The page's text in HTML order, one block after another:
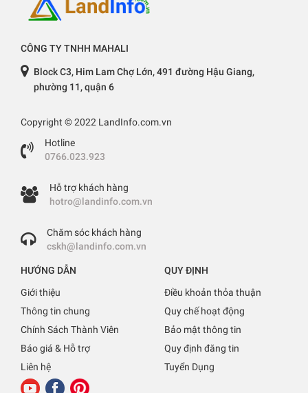
CÔNG TY TNHH MAHALI
Block C3, Him Lam Chợ Lớn, 491 đường Hậu Giang,
phường 11, quận 6
Copyright © 2022 LandInfo.com.vn
Hotline
0766.023.923
Hỗ trợ khách hàng
hotro@landinfo.com.vn
Chăm sóc khách hàng
cskh@landinfo.com.vn
HƯỚNG DẪN
Giới thiệu
Thông tin chung
Chính Sách Thành Viên
Báo giá & Hỗ trợ
Liên hệ
QUY ĐỊNH
Điều khoản thỏa thuận
Quy chế hoạt động
Bảo mật thông tin
Quy định đăng tin
Tuyển Dụng